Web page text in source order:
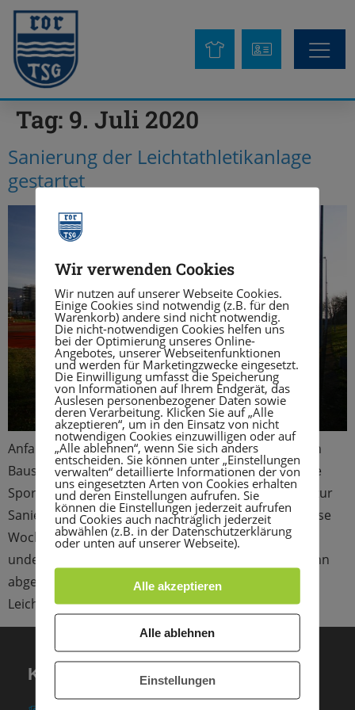
Tag: 9. Juli 2020
Sanierung der Leichtathletikanlage
gestartet
Anfang der Woche war es endlich soweit – die ersten
Baustellenfahrzeuge der Firma Becker fuhren auf die
Sportanlage Erlenweg, um mit den ersten Arbeiten zur
Sanierung der Leichtathletikanlage zu beginnen. Diese
Woche wurden bereits die Randsteine der Laufbahn
underste Teile der seit 1985 bestehenden Tartanbahn
abgerissen. Wir sind gespannt auf die neue
Leichtathletikanlage, die, wenn […]
KONTAKT
Wir verwenden Cookies
Wir nutzen auf unserer Webseite Cookies.
Einige Cookies sind notwendig (z.B. für den
Warenkorb) andere sind nicht notwendig.
Die nicht-notwendigen Cookies helfen uns
bei der Optimierung unseres Online-
Angebotes, unserer Webseitenfunktionen
und werden für Marketingzwecke eingesetzt.
Die Einwilligung umfasst die Speicherung
von Informationen auf Ihrem Endgerät, das
Auslesen personenbezogener Daten sowie
deren Verarbeitung. Klicken Sie auf „Alle
akzeptieren“, um in den Einsatz von nicht
notwendigen Cookies einzuwilligen oder auf
„Alle ablehnen“, wenn Sie sich anders
entscheiden. Sie können unter „Einstellungen
verwalten“ detaillierte Informationen der von
uns eingesetzten Arten von Cookies erhalten
und deren Einstellungen aufrufen. Sie
können die Einstellungen jederzeit aufrufen
und Cookies auch nachträglich jederzeit
abwählen (z.B. in der Datenschutzerklärung
oder unten auf unserer Webseite).
Alle akzeptieren
Alle ablehnen
Einstellungen